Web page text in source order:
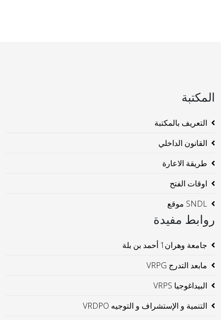
المكتبة
التعريف بالمكتبة
القانون الداخلي
طريقة الاعارة
اوقات الفتح
SNDL موقع
روابط مفيدة
جامعة وهران1 أحمد بن بلة
مابعد التدرج VRPG
البيداغوجيا VRPS
التنمية و الإستشراف و التوجيه VRDPO